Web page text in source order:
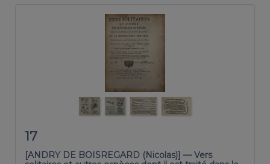
17
[ANDRY DE BOISREGARD (Nicolas)] — Vers